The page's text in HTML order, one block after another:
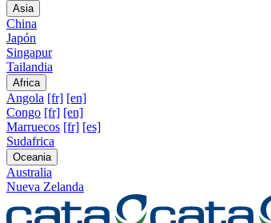
Asia
China
Japón
Singapur
Tailandia
Africa
Angola [fr] [en]
Congo [fr] [en]
Marruecos [fr] [es]
Sudafrica
Oceania
Australia
Nueva Zelanda